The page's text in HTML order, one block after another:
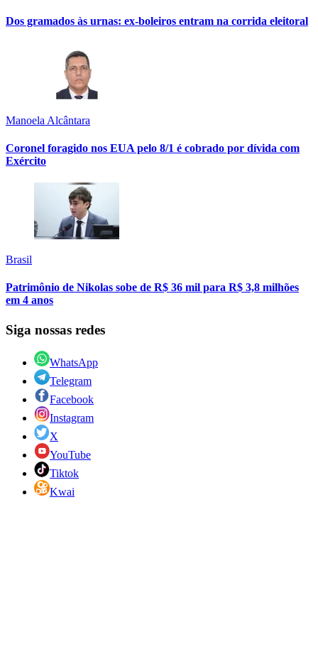
Dos gramados às urnas: ex-boleiros entram na corrida eleitoral
Manoela Alcântara
Coronel foragido nos EUA pelo 8/1 é cobrado por dívida com
Exército
Brasil
Patrimônio de Nikolas sobe de R$ 36 mil para R$ 3,8 milhões
em 4 anos
Siga nossas redes
WhatsApp
Telegram
Facebook
Instagram
X
YouTube
Tiktok
Kwai